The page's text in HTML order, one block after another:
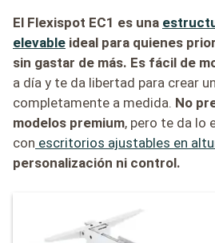
El Flexispot EC1 es una
elevable ideal para quienes
sin gastar de más. Es fácil de
a día y te da libertad para crear
completamente a medida. No
modelos premium, pero te da lo
con escritorios ajustables en
personalización ni control.